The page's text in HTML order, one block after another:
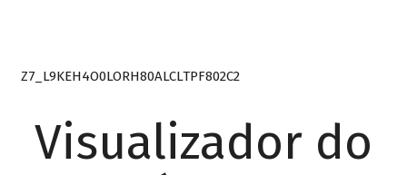
Z7_L9KEH4O0LORH80ALCLTPF802C2
Visualizador do